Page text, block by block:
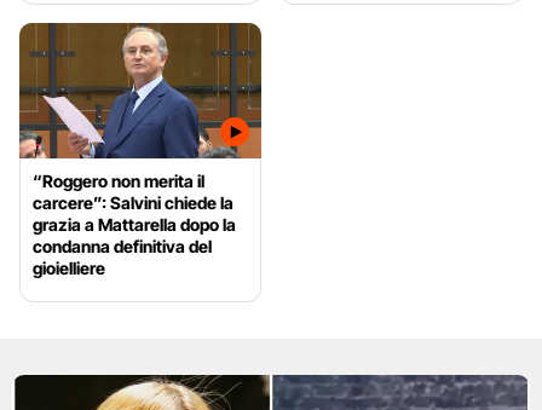
“Roggero non merita il
carcere”: Salvini chiede la
grazia a Mattarella dopo la
condanna definitiva del
gioielliere